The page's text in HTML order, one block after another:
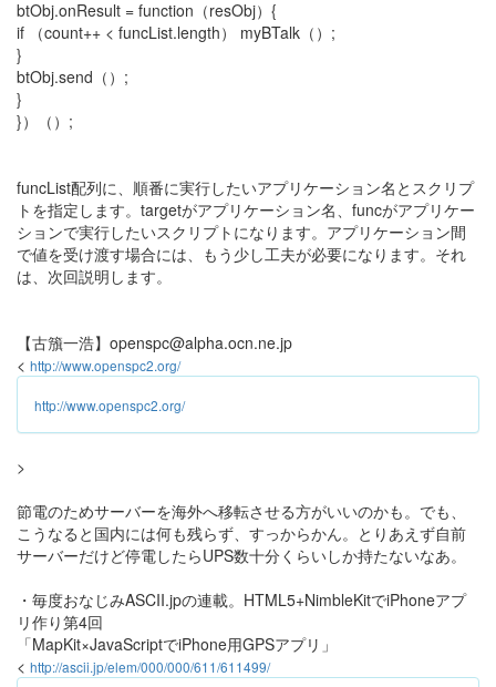
btObj.onResult = function（resObj）{
if （count++ < funcList.length） myBTalk（）;
}
btObj.send（）;
}
}）（）;
funcList配列に、順番に実行したいアプリケーション名とスクリプ
トを指定します。targetがアプリケーション名、funcがアプリケー
ションで実行したいスクリプトになります。アプリケーション間
で値を受け渡す場合には、もう少し工夫が必要になります。それ
は、次回説明します。
【古籏一浩】openspc@alpha.ocn.ne.jp
< http://www.openspc2.org/
http://www.openspc2.org/
>
節電のためサーバーを海外へ移転させる方がいいのかも。でも、
こうなると国内には何も残らず、すっからかん。とりあえず自前
サーバーだけど停電したらUPS数十分くらいしか持たないなあ。
・毎度おなじみASCII.jpの連載。HTML5+NimbleKitでiPhoneアプ
リ作り第4回
「MapKit×JavaScriptでiPhone用GPSアプリ」
< http://ascii.jp/elem/000/000/611/611499/